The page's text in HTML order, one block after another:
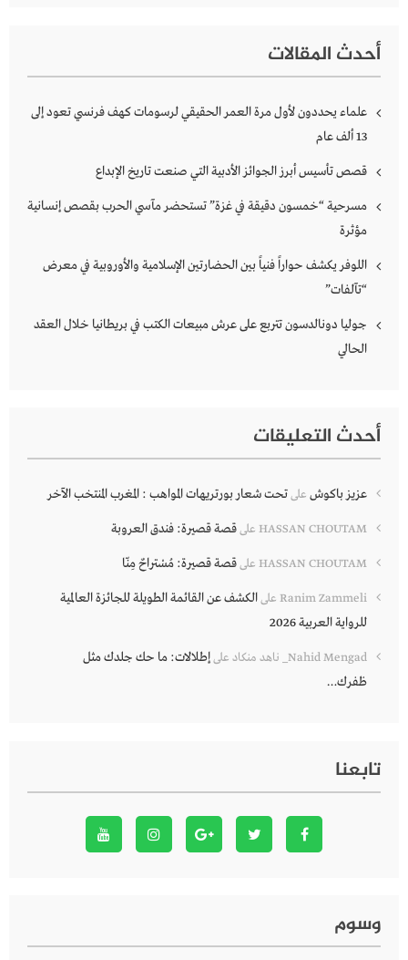
أحدث المقالات
علماء يحددون لأول مرة العمر الحقيقي لرسومات كهف فرنسي تعود إلى
13 ألف عام
قصص تأسيس أبرز الجوائز الأدبية التي صنعت تاريخ الإبداع
مسرحية “خمسون دقيقة في غزة” تستحضر مآسي الحرب بقصص إنسانية
مؤثرة
اللوفر يكشف حواراً فنياً بين الحضارتين الإسلامية والأوروبية في معرض
“تآلفات”
جوليا دونالدسون تتربع على عرش مبيعات الكتب في بريطانيا خلال العقد
الحالي
أحدث التعليقات
عزيز باكوش علىتحت شعار بورتريهات المواهب : المغرب المنتخب الآخر
HASSAN CHOUTAM علىقصة قصيرة: فندق العروبة
HASSAN CHOUTAM علىقصة قصيرة: مُسْتراحٌ مِنّا
Ranim Zammeli علىالكشف عن القائمة الطويلة للجائزة العالمية
للرواية العربية 2026
Nahid Mengad_ ناهد منكاد علىإطلالات: ما حك جلدك مثل
ظفرك…
تابعنا
وسوم